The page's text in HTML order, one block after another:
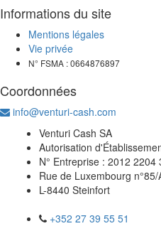
Informations du site
Mentions légales
Vie privée
N° FSMA : 0664876897
Coordonnées
info@venturi-cash.com
Venturi Cash SA
Autorisation
N° Entreprise : 2012 2204
Rue de Luxembourg n°85/
L-8440 Steinfort
+352 27 39 55 51